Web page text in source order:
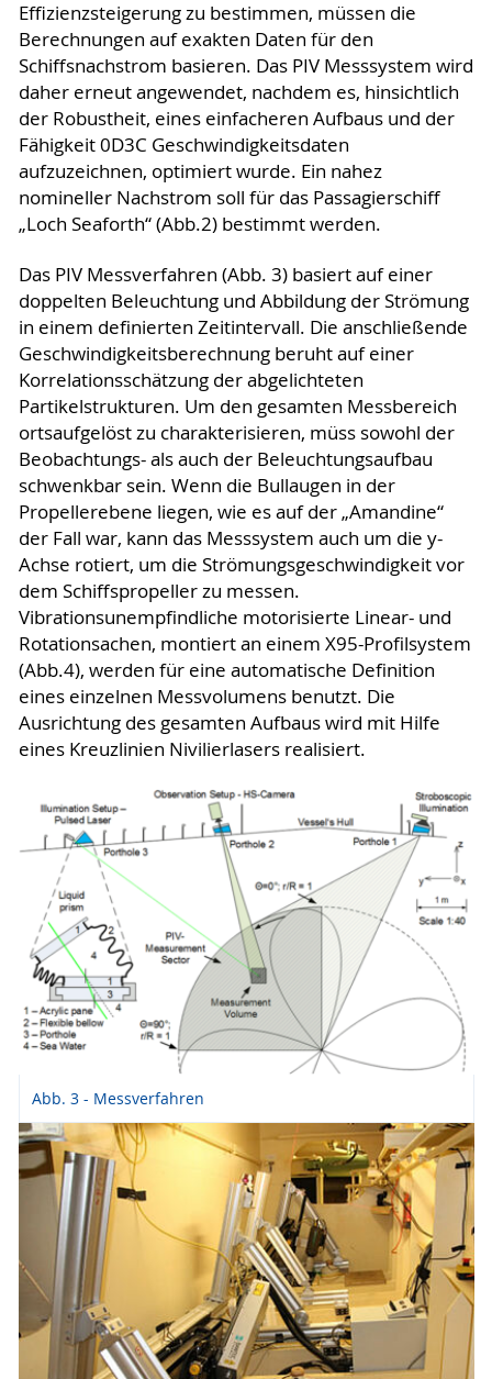
Effizienzsteigerung zu bestimmen, müssen die
Berechnungen auf exakten Daten für den
Schiffsnachstrom basieren. Das PIV Messsystem wird
daher erneut angewendet, nachdem es, hinsichtlich
der Robustheit, eines einfacheren Aufbaus und der
Fähigkeit 0D3C Geschwindigkeitsdaten
aufzuzeichnen, optimiert wurde. Ein nahez
nomineller Nachstrom soll für das Passagierschiff
„Loch Seaforth“ (Abb.2) bestimmt werden.
Das PIV Messverfahren (Abb. 3) basiert auf einer
doppelten Beleuchtung und Abbildung der Strömung
in einem definierten Zeitintervall. Die anschließende
Geschwindigkeitsberechnung beruht auf einer
Korrelationsschätzung der abgelichteten
Partikelstrukturen. Um den gesamten Messbereich
ortsaufgelöst zu charakterisieren, müss sowohl der
Beobachtungs- als auch der Beleuchtungsaufbau
schwenkbar sein. Wenn die Bullaugen in der
Propellerebene liegen, wie es auf der „Amandine“
der Fall war, kann das Messsystem auch um die y-
Achse rotiert, um die Strömungsgeschwindigkeit vor
dem Schiffspropeller zu messen.
Vibrationsunempfindliche motorisierte Linear- und
Rotationsachen, montiert an einem X95-Profilsystem
(Abb.4), werden für eine automatische Definition
eines einzelnen Messvolumens benutzt. Die
Ausrichtung des gesamten Aufbaus wird mit Hilfe
eines Kreuzlinien Nivilierlasers realisiert.
Abb. 3 - Messverfahren